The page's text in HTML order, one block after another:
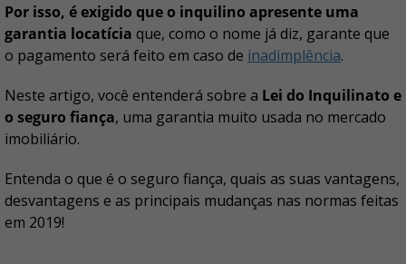
Por isso, é exigido que o inquilino apresente uma
garantia locatícia que, como o nome já diz, garante que
o pagamento será feito em caso de inadimplência.
Neste artigo, você entenderá sobre a Lei do Inquilinato e
o seguro fiança, uma garantia muito usada no mercado
imobiliário.
Entenda o que é o seguro fiança, quais as suas vantagens,
desvantagens e as principais mudanças nas normas feitas
em 2019!